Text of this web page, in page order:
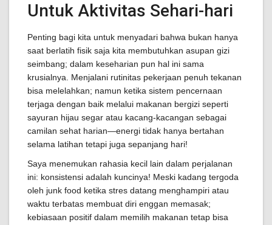
Untuk Aktivitas Sehari-hari
Penting bagi kita untuk menyadari bahwa bukan hanya
saat berlatih fisik saja kita membutuhkan asupan gizi
seimbang; dalam keseharian pun hal ini sama
krusialnya. Menjalani rutinitas pekerjaan penuh tekanan
bisa melelahkan; namun ketika sistem pencernaan
terjaga dengan baik melalui makanan bergizi seperti
sayuran hijau segar atau kacang-kacangan sebagai
camilan sehat harian—energi tidak hanya bertahan
selama latihan tetapi juga sepanjang hari!
Saya menemukan rahasia kecil lain dalam perjalanan
ini: konsistensi adalah kuncinya! Meski kadang tergoda
oleh junk food ketika stres datang menghampiri atau
waktu terbatas membuat diri enggan memasak;
kebiasaan positif dalam memilih makanan tetap bisa